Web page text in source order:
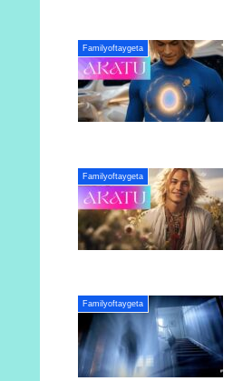
Familyoftaygeta
Familyoftaygeta
Familyoftaygeta